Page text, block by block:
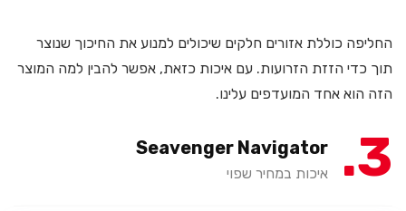
החליפה כוללת אזורים חלקים שיכולים למנוע את החיכוך שנוצר
תוך כדי הזזת הזרועות. עם איכות כזאת, אפשר להבין למה המוצר
הזה הוא אחד המועדפים עלינו.
3
Seavenger Navigator
איכות במחיר שפוי